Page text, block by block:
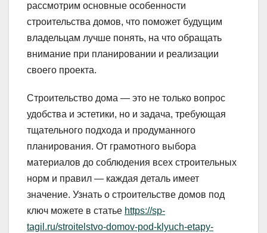
рассмотрим основные особенности
строительства домов, что поможет будущим
владельцам лучше понять, на что обращать
внимание при планировании и реализации
своего проекта.
Строительство дома — это не только вопрос
удобства и эстетики, но и задача, требующая
тщательного подхода и продуманного
планирования. От грамотного выбора
материалов до соблюдения всех строительных
норм и правил — каждая деталь имеет
значение. Узнать о строительстве домов под
ключ можете в статье https://sp-
tagil.ru/stroitelstvo-domov-pod-klyuch-etapy-